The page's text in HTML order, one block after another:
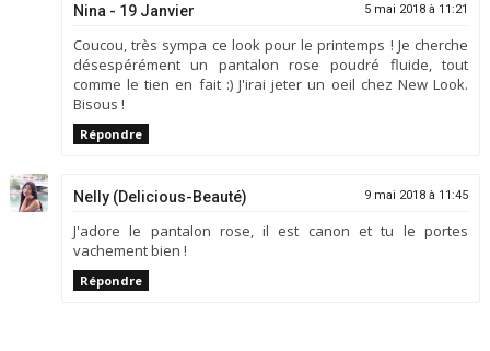
Nina - 19 Janvier 5 mai 2018 à 11:21
Coucou, très sympa ce look pour le printemps ! Je cherche
désespérément un pantalon rose poudré fluide, tout
comme le tien en fait :) J'irai jeter un oeil chez New Look.
Bisous !
Répondre
Nelly (Delicious-Beauté) 9 mai 2018 à 11:45
J'adore le pantalon rose, il est canon et tu le portes
vachement bien !
Répondre